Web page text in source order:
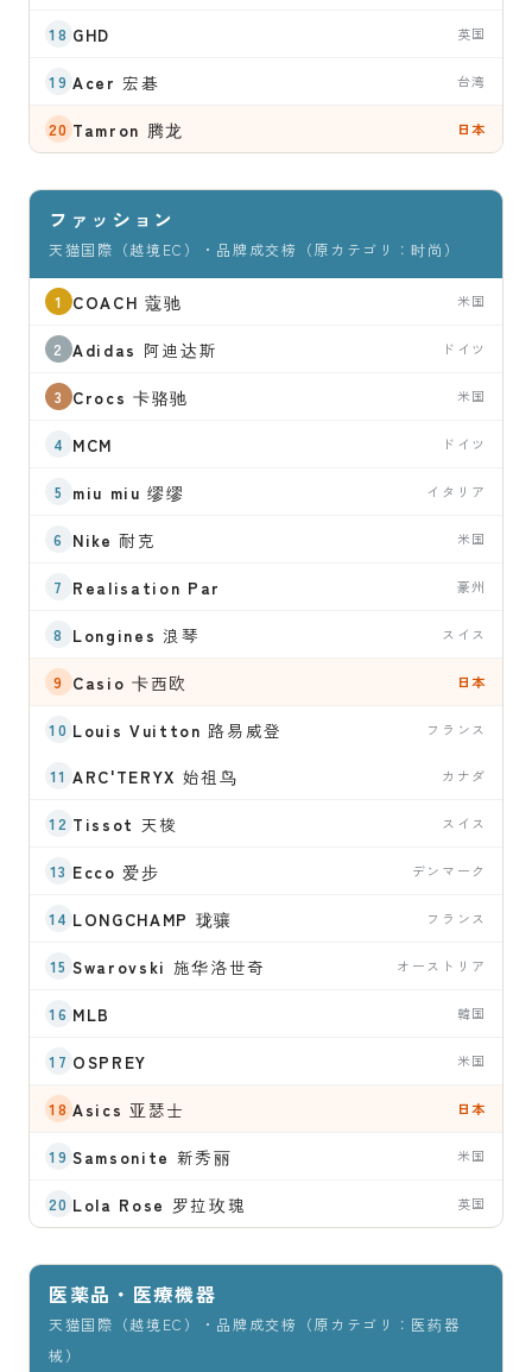
GHD 英国
Acer 宏碁 台湾
Tamron 腾龙 日本
ファッション
天猫国際（越境EC）・品牌成交榜（原カテゴリ：时尚）
COACH 蔻驰 米国
Adidas 阿迪达斯 ドイツ
Crocs 卡骆驰 米国
MCM ドイツ
miu miu 缪缪 イタリア
Nike 耐克 米国
Realisation Par 豪州
Longines 浪琴 スイス
Casio 卡西欧 日本
Louis Vuitton 路易威登 フランス
ARC'TERYX 始祖鸟 カナダ
Tissot 天梭 スイス
Ecco 爱步 デンマーク
LONGCHAMP 珑骧 フランス
Swarovski 施华洛世奇 オーストリア
MLB 韓国
OSPREY 米国
Asics 亚瑟士 日本
Samsonite 新秀丽 米国
Lola Rose 罗拉玫瑰 英国
医薬品・医療機器
天猫国際（越境EC）・品牌成交榜（原カテゴリ：医药器
械）